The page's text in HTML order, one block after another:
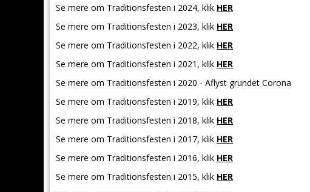
Se mere om Traditionsfesten i 2024, klik HER
Se mere om Traditionsfesten i 2023, klik HER
Se mere om Traditionsfesten i 2022, klik HER
Se mere om Traditionsfesten i 2021, klik HER
Se mere om Traditionsfesten i 2020 - Aflyst grundet Corona
Se mere om Traditionsfesten i 2019, klik HER
Se mere om Traditionsfesten i 2018, klik HER
Se mere om Traditionsfesten i 2017, klik HER
Se mere om Traditionsfesten i 2016, klik HER
Se mere om Traditionsfesten i 2015, klik HER